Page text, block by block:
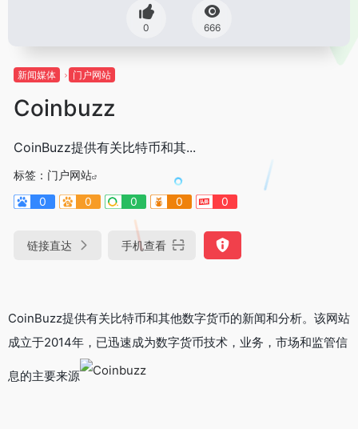
0 666
新闻媒体 门户网站
Coinbuzz
CoinBuzz提供有关比特币和其...
标签： 门户网站
0
0 0 0 0
链接直达 手机查看
CoinBuzz提供有关比特币和其他数字货币的新闻和分析。该网站
成立于2014年，已迅速成为数字货币技术，业务，市场和监管信
息的主要来源